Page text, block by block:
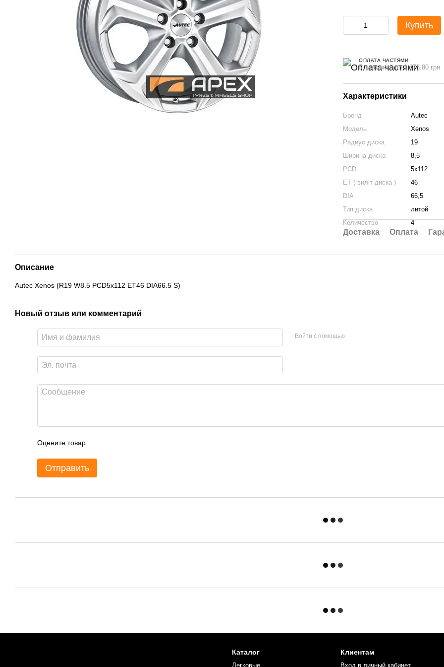
Купить
ОПЛАТА ЧАСТЯМИ
5 платежей по 1 878.80 грн
Характеристики
Бренд
Autec
Модель
Xenos
Радиус диска
19
Ширина диска
8,5
PCD
5x112
ET ( виліт диска )
46
DIA
66,5
Тип диска
литой
Количество
4
Доставка Оплата
Описание
Autec Xenos (R19 W8.5 PCD5x112 ET46 DIA66.5 S)
Новый отзыв или комментарий
Войти с помощью
Оцените товар
Отправить
Каталог
Легковые
Клиентам
Вход в личный кабинет